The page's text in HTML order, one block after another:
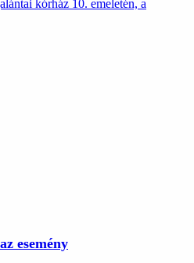
kórház 10. emeletén, a
esemény